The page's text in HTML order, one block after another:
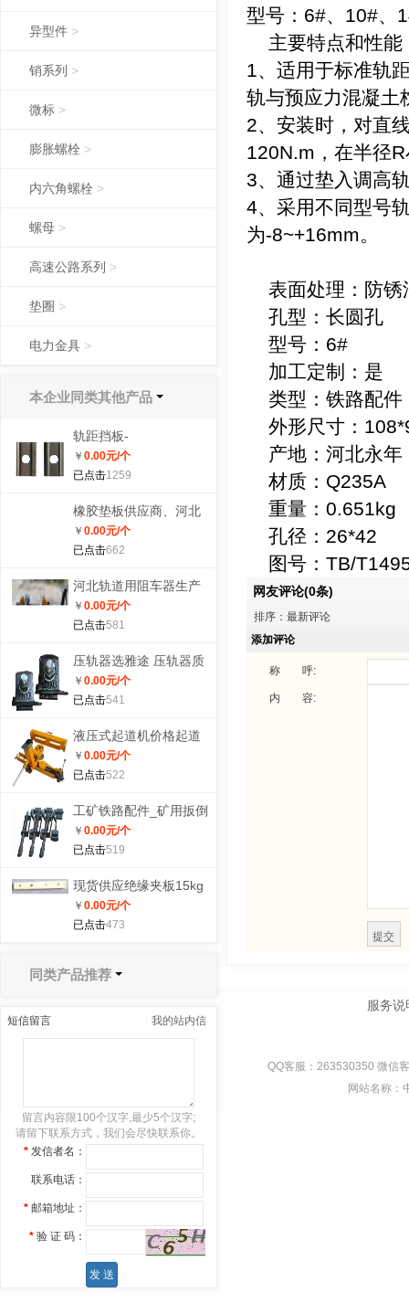
异型件 >
销系列 >
微标 >
膨胀螺栓 >
内六角螺栓 >
螺母 >
高速公路系列 >
垫圈 >
电力金具 >
本企业同类其他产品
轨距挡板-
6#,10#,14#,20#轨距挡
板
￥ 0.00元/个
已点击1259
橡胶垫板供应商、河北
橡胶垫板生产商
￥ 0.00元/个
已点击662
河北轨道用阻车器生产
厂家邯郸阻车器批发价
格|规格
￥ 0.00元/个
已点击581
压轨器选雅途 压轨器质
优价廉
￥ 0.00元/个
已点击541
液压式起道机价格起道
器型号YD-25型液压式
起道机图片
￥ 0.00元/个
已点击522
工矿铁路配件_矿用扳倒
器_工矿铁路配件矿用扳
倒器
￥ 0.00元/个
已点击519
现货供应绝缘夹板15kg
树脂材质绝缘道夹板工
矿铁路配件
￥ 0.00元/个
已点击473
同类产品推荐
短信留言 我的站内信
留言内容限100个汉字,最少5个汉字;
请留下联系方式，我们会尽快联系你。
* 发信者名：
联系电话：
* 邮箱地址：
* 验 证 码：
型号：6#、10#、
主要特点和性能
1、适用于标准轨
轨与预应力混凝土
2、安装时，对直
120N.m，在半径
3、通过垫入调高
4、采用不同型号
为-8~+16mm。
表面处理：防锈
孔型：长圆孔
型号：6#
加工定制：是
类型：铁路配件
外形尺寸：
产地：河北永年
材质：Q235A
重量：0.651kg
孔径：26*42
图号：TB/
网友评论(0条)
排序：最新评论
添加评论
称 呼:
内 容:
服务说
QQ客服：263530350 微信
网站名称：